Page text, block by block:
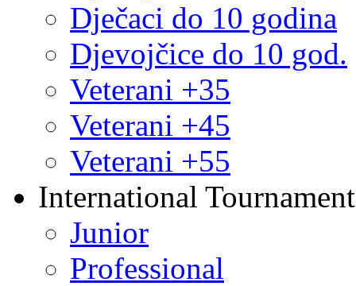
Dječaci do 10 godina
Djevojčice do 10 god.
Veterani +35
Veterani +45
Veterani +55
International
Junior
Professional